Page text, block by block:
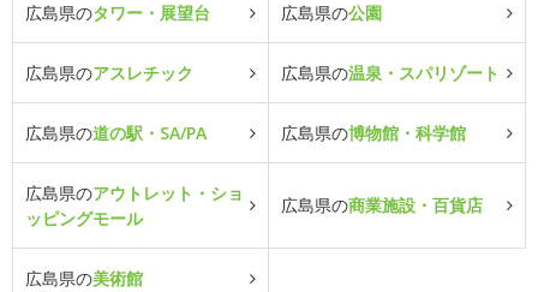
広島県のタワー・展望台 広島県の公園
広島県のアスレチック 広島県の温泉・スパリゾート
広島県の道の駅・SA/PA 広島県の博物館・科学館
広島県のアウトレット・ショ
ッピングモール
広島県の商業施設・百貨店
広島県の美術館